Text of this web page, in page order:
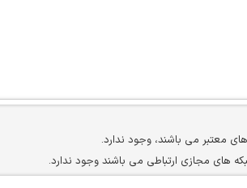
های معتبر می باشند، وجود ندارد.